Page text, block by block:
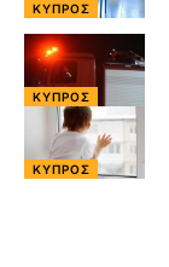
ΚΎΠΡΟΣ
ΚΎΠΡΟΣ
ΚΎΠΡΟΣ